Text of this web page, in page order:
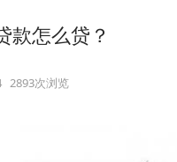
款怎么贷？
2893次浏览